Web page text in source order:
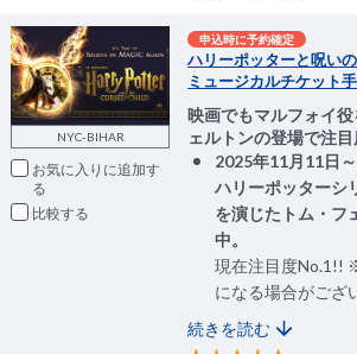
NYC-BIHAR
お気に入りに追加
比較
申込時に予約確定
ハリーポッターと呪い
ミュージカルチケット
映画でもマルフォイ
ェルトンの登場で注
2025年11月11日
ハリーポッターシ
を演じたトム・フ
中。
現在注目度No.1!!
になる場合がござ
続きを読む